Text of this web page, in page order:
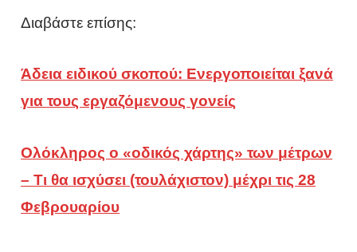
Διαβάστε επίσης:
Άδεια ειδικού σκοπού: Ενεργοποιείται ξανά
για τους εργαζόμενους γονείς
Ολόκληρος ο «οδικός χάρτης» των μέτρων
– Τι θα ισχύσει (τουλάχιστον) μέχρι τις 28
Φεβρουαρίου